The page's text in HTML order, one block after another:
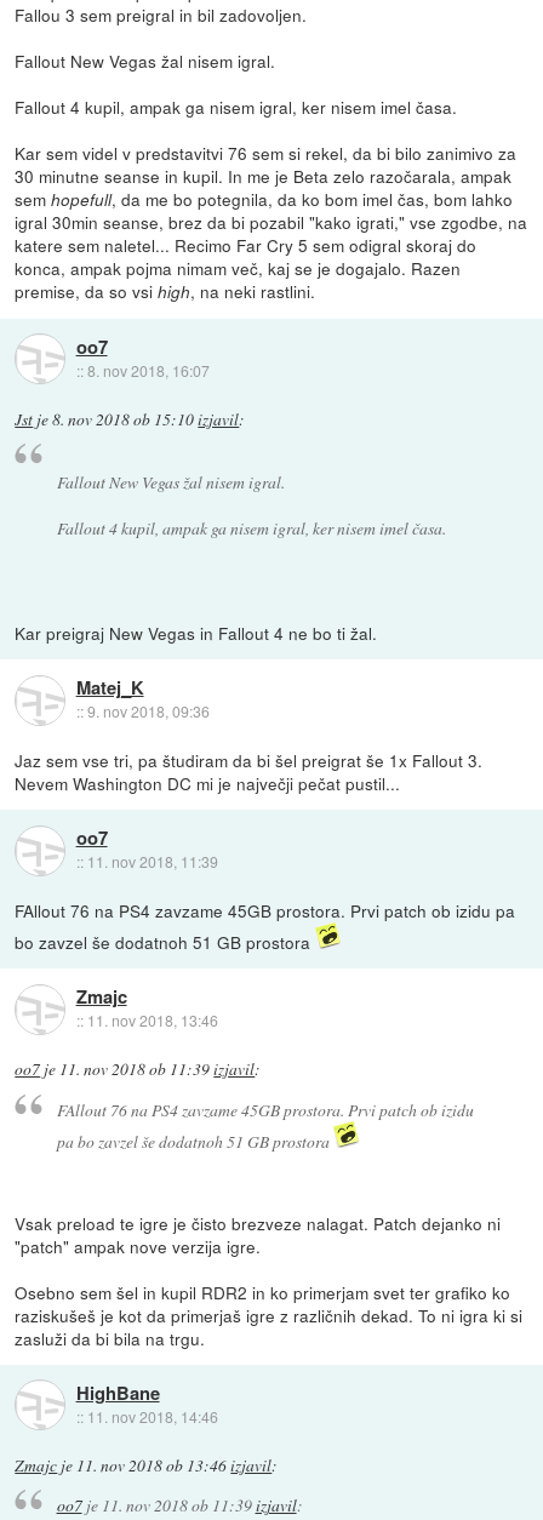
Fallou 3 sem preigral in bil zadovoljen.
Fallout New Vegas žal nisem igral.
Fallout 4 kupil, ampak ga nisem igral, ker nisem imel časa.
Kar sem videl v predstavitvi 76 sem si rekel, da bi bilo zanimivo za
30 minutne seanse in kupil. In me je Beta zelo razočarala, ampak
semhopefull, da me bo potegnila, da ko bom imel čas, bom lahko
igral 30min seanse, brez da bi pozabil "kako igrati," vse zgodbe, na
katere sem naletel... Recimo Far Cry 5 sem odigral skoraj do
konca, ampak pojma nimam več, kaj se je dogajalo. Razen
premise, da so vsihigh, na neki rastlini.
oo7
::8. nov 2018, 16:07
Jst je8. nov 2018 ob 15:10izjavil:
Fallout New Vegas žal nisem igral.
Fallout 4 kupil, ampak ga nisem igral, ker nisem imel časa.
Kar preigraj New Vegas in Fallout 4 ne bo ti žal.
Matej_K
::9. nov 2018, 09:36
Jaz sem vse tri, pa študiram da bi šel preigrat še 1x Fallout 3.
Nevem Washington DC mi je največji pečat pustil...
oo7
:: 11. nov 2018, 11:39
FAllout 76 na PS4 zavzame 45GB prostora. Prvi patch ob izidu pa
bo zavzel še dodatnoh 51 GB prostora
Zmajc
:: 11. nov 2018, 13:46
oo7 je 11. nov 2018 ob 11:39izjavil:
FAllout 76 na PS4 zavzame 45GB prostora. Prvi patch ob izidu
pa bo zavzel še dodatnoh 51 GB prostora
Vsak preload te igre je čisto brezveze nalagat. Patch dejanko ni
"patch" ampak nove verzija igre.
Osebno sem šel in kupil RDR2 in ko primerjam svet ter grafiko ko
raziskušeš je kot da primerjaš igre z različnih dekad. To ni igra ki si
zasluži da bi bila na trgu.
HighBane
:: 11. nov 2018, 14:46
Zmajc je 11. nov 2018 ob 13:46izjavil:
oo7je 11. nov 2018 ob 11:39izjavil: